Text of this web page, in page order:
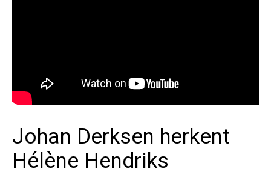
Johan Derksen herkent
Hélène Hendriks